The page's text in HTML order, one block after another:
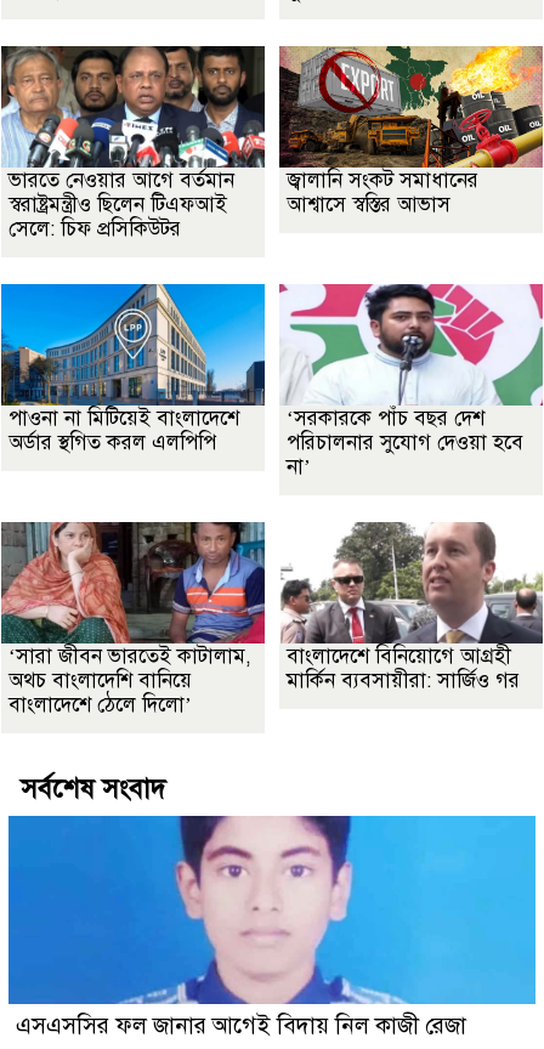
ভারতে নেওয়ার আগে বর্তমান
স্বরাষ্ট্রমন্ত্রীও ছিলেন টিএফআই
সেলে: চিফ প্রসিকিউটর
জ্বালানি সংকট সমাধানের
আশ্বাসে স্বস্তির আভাস
পাওনা না মিটিয়েই বাংলাদেশে
অর্ডার স্থগিত করল এলপিপি
‘সরকারকে পাঁচ বছর দেশ
পরিচালনার সুযোগ দেওয়া হবে
না’
‘সারা জীবন ভারতেই কাটালাম,
অথচ বাংলাদেশি বানিয়ে
বাংলাদেশে ঠেলে দিলো’
বাংলাদেশে বিনিয়োগে আগ্রহী
মার্কিন ব্যবসায়ীরা: সার্জিও গর
সর্বশেষ সংবাদ
এসএসসির ফল জানার আগেই বিদায় নিল কাজী রেজা